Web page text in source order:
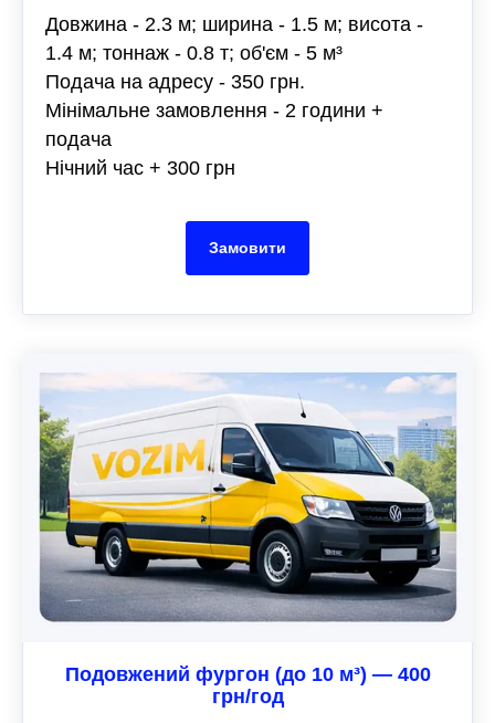
Довжина - 2.3 м; ширина - 1.5 м; висота -
1.4 м; тоннаж - 0.8 т; об'єм - 5 м³
Подача на адресу - 350 грн.
Мінімальне замовлення - 2 години +
подача
Нічний час + 300 грн
Замовити
Подовжений фургон (до 10 м³) — 400
грн/год